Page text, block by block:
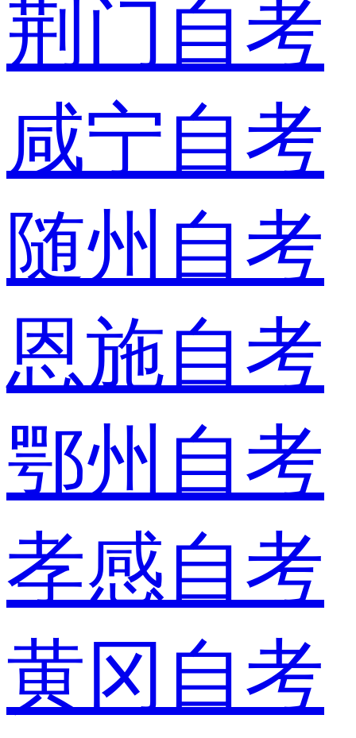
荆门自考
咸宁自考
随州自考
恩施自考
鄂州自考
孝感自考
黄冈自考